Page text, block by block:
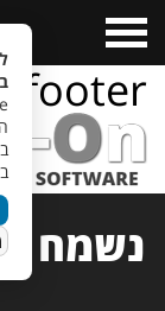
Menu
footer
נשמח